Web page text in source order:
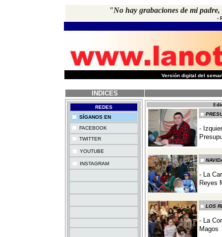
"No hay grabaciones de mi
-
Versión digital del
INDICES